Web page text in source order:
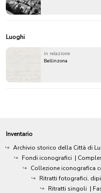
Luoghi
in relazione
Bellinzona
Inventario
Archivio storico della Città di
Fondi iconografici |
Collezione iconografica
Ritratti fotografici,
Ritratti singoli |